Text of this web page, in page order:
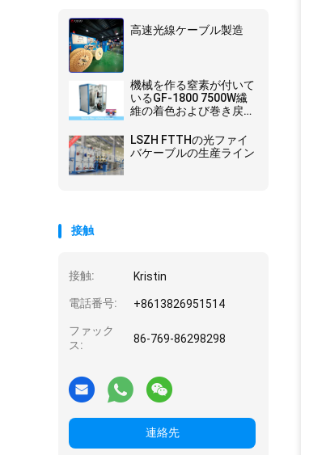
高速光線ケーブル製造
機械を作る窒素が付いて
いるGF-1800 7500W繊
維の着色および巻き戻す
LSZH FTTHの光ファイ
バケーブルの生産ライン
接触
接触: Kristin
電話番号: +8613826951514
ファック
ス:
86-769-86298298
連絡先